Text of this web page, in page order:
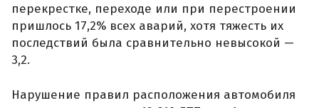
перекрестке, переходе или при перестроении
пришлось 17,2% всех аварий, хотя тяжесть их
последствий была сравнительно невысокой —
3,2.
Нарушение правил расположения автомобиля